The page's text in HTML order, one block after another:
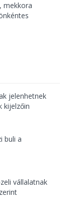
mekkora
jelenhetnek
kijelzőin
buli a
vállalatnak